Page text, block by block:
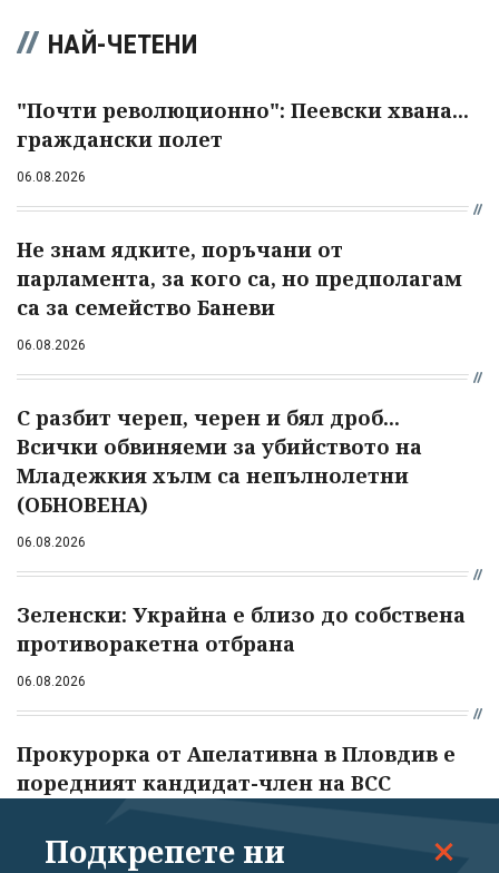
НАЙ-ЧЕТЕНИ
"Почти революционно": Пеевски хвана...
граждански полет
06.08.2026
Не знам ядките, поръчани от
парламента, за кого са, но предполагам
са за семейство Баневи
06.08.2026
С разбит череп, черен и бял дроб...
Всички обвиняеми за убийството на
Младежкия хълм са непълнолетни
(ОБНОВЕНА)
06.08.2026
Зеленски: Украйна е близо до собствена
противоракетна отбрана
06.08.2026
Прокурорка от Апелативна в Пловдив е
поредният кандидат-член на ВСС
Подкрепете ни